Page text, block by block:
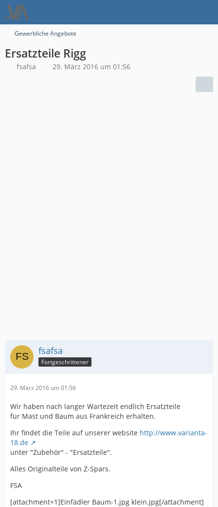
Gewerbliche Angebote
Ersatzteile Rigg
fsafsa 29. März 2016 um 01:56
fsafsa
Fortgeschrittener
29. März 2016 um 01:56
Wir haben nach langer Wartezeit endlich Ersatzteile
für Mast und Baum aus Frankreich erhalten.
Ihr findet die Teile auf unserer website http://www.varianta-
18.de
unter "Zubehör" - "Ersatzteile".
Alles Originalteile von Z-Spars.
FSA
[attachment=1]Einfädler Baum-1.jpg klein.jpg[/attachment]